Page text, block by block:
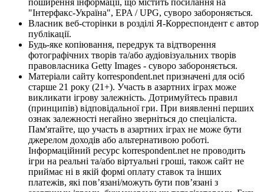
"Інтерфакс-Україна", EPA / UPG, суворо забороняється.
Власник веб-сторінки в розділі Я-Корреспондент є автор
публікації.
Будь-яке копіювання, передрук та відтворення
фотографічних творів та/або аудіовізуальних творів
правовласника Getty Images - суворо забороняється.
Матеріали сайту korrespondent.net призначені для осіб
старше 21 року (21+). Участь в азартних іграх може
викликати ігрову залежність. Дотримуйтесь правил
(принципів) відповідальної гри. При виявленні перших
ознак залежності негайно зверніться до спеціаліста.
Пам'ятайте, що участь в азартних іграх не може бути
джерелом доходів або альтернативою роботі.
Інформаційний ресурс korrespondent.net не проводить
ігри на реальні та/або віртуальні гроші, також сайт не
приймає ні в якій формі оплату ставок та інших
платежів, які пов’язані/можуть бути пов’язані з